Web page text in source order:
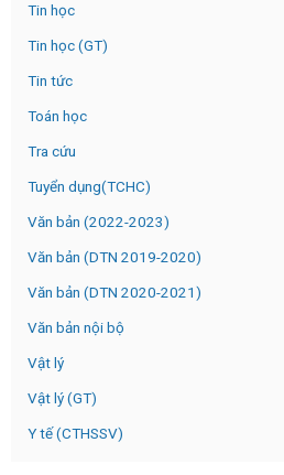
Tin học
Tin học (GT)
Tin tức
Toán học
Tra cứu
Tuyển dụng(TCHC)
Văn bản (2022-2023)
Văn bản (DTN 2019-2020)
Văn bản (DTN 2020-2021)
Văn bản nội bộ
Vật lý
Vật lý (GT)
Y tế (CTHSSV)